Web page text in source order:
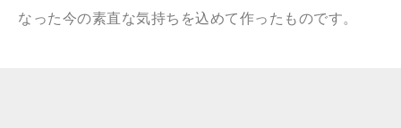
なった今の素直な気持ちを込めて作ったものです。